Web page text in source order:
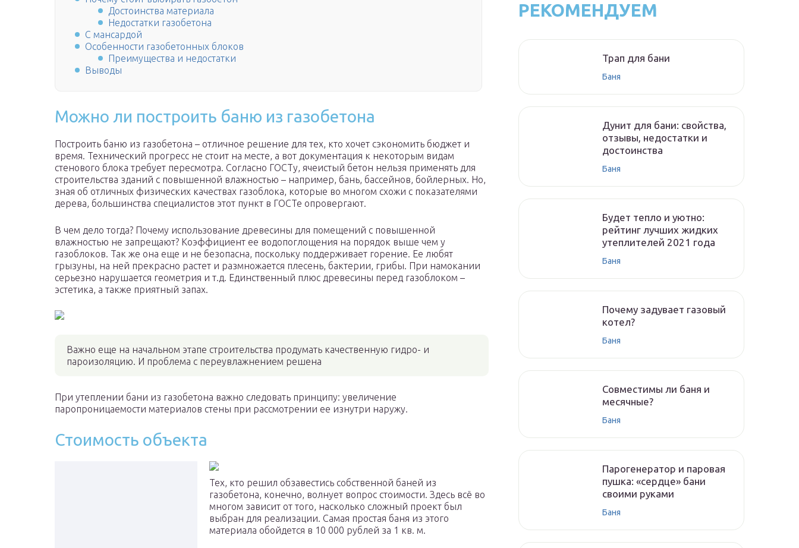
Достоинства материала
Недостатки газобетона
С мансардой
Особенности газобетонных блоков
Преимущества и недостатки
Выводы
Можно ли построить баню из газобетона
Построить баню из газобетона – отличное решение для тех, кто хочет сэкономить бюджет и
время. Технический прогресс не стоит на месте, а вот документация к некоторым видам
стенового блока требует пересмотра. Согласно ГОСТу, ячеистый бетон нельзя применять для
строительства зданий с повышенной влажностью – например, бань, бассейнов, бойлерных. Но,
зная об отличных физических качествах газоблока, которые во многом схожи с показателями
дерева, большинства специалистов этот пункт в ГОСТе опровергают.
В чем дело тогда? Почему использование древесины для помещений с повышенной
влажностью не запрещают? Коэффициент ее водопоглощения на порядок выше чем у
газоблоков. Так же она еще и не безопасна, поскольку поддерживает горение. Ее любят
грызуны, на ней прекрасно растет и размножается плесень, бактерии, грибы. При намокании
серьезно нарушается геометрия и т.д. Единственный плюс древесины перед газоблоком –
эстетика, а также приятный запах.
Важно еще на начальном этапе строительства продумать качественную гидро- и
пароизоляцию. И проблема с переувлажнением решена
При утеплении бани из газобетона важно следовать принципу: увеличение
паропроницаемости материалов стены при рассмотрении ее изнутри наружу.
Стоимость объекта
Тех, кто решил обзавестись собственной баней из
газобетона, конечно, волнует вопрос стоимости. Здесь всё во
многом зависит от того, насколько сложный проект был
выбран для реализации. Самая простая баня из этого
материала обойдется в 10 000 рублей за 1 кв. м.
РЕКОМЕНДУЕМ
Трап для бани
Баня
Дунит для бани: свойства,
отзывы, недостатки и
достоинства
Баня
Будет тепло и уютно:
рейтинг лучших жидких
утеплителей 2021 года
Баня
Почему задувает газовый
котел?
Баня
Совместимы ли баня и
месячные?
Баня
Парогенератор и паровая
пушка: «сердце» бани
своими руками
Баня